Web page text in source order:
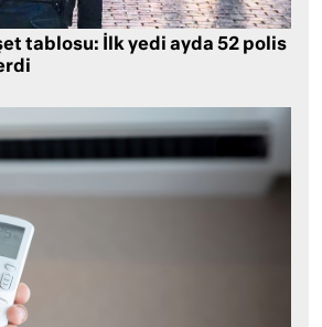
tablosu: İlk yedi ayda 52 polis